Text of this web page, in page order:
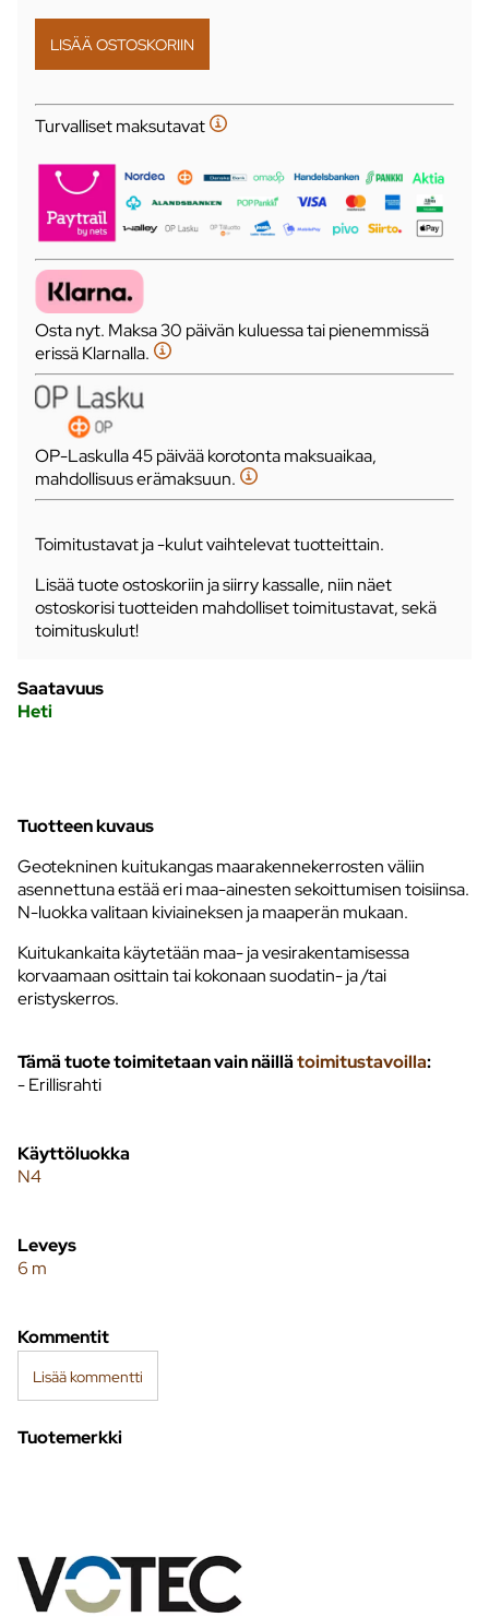
Turvalliset maksutavat
Osta nyt. Maksa 30 päivän kuluessa tai pienemmissä
erissä Klarnalla.
OP-Laskulla 45 päivää korotonta maksuaikaa,
mahdollisuus erämaksuun.
Toimitustavat ja -kulut vaihtelevat tuotteittain.
Lisää tuote ostoskoriin ja siirry kassalle, niin näet
ostoskorisi tuotteiden mahdolliset toimitustavat, sekä
toimituskulut!
Saatavuus
Heti
Tuotteen kuvaus
Geotekninen kuitukangas maarakennekerrosten väliin
asennettuna estää eri maa-ainesten sekoittumisen toisiinsa.
N-luokka valitaan kiviaineksen ja maaperän mukaan.
Kuitukankaita käytetään maa- ja vesirakentamisessa
korvaamaan osittain tai kokonaan suodatin- ja /tai
eristyskerros.
Tämä tuote toimitetaan vain näillätoimitustavoilla:
- Erillisrahti
Käyttöluokka
N4
Leveys
6 m
Kommentit
Lisää kommentti
Tuotemerkki